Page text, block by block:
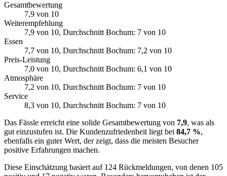
Gesamtbewertung
7,9 von 10
Weiterempfehlung
7,9 von 10, Durchschnitt Bochum: 7 von 10
Essen
7,7 von 10, Durchschnitt Bochum: 7,2 von 10
Preis-Leistung
7,0 von 10, Durchschnitt Bochum: 6,1 von 10
Atmosphäre
7,2 von 10, Durchschnitt Bochum: 7 von 10
Service
8,3 von 10, Durchschnitt Bochum: 7 von 10
Das Fässle erreicht eine solide Gesamtbewertung von 7,9, was als
gut einzustufen ist. Die Kundenzufriedenheit liegt bei 84,7 %,
ebenfalls ein guter Wert, der zeigt, dass die meisten Besucher
positive Erfahrungen machen.
Diese Einschätzung basiert auf 124 Rückmeldungen, von denen 105